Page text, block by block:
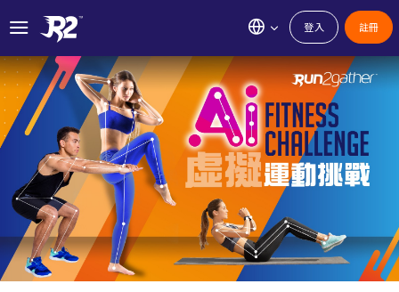
登入 註冊